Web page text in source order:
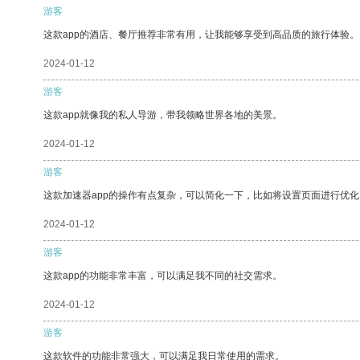
游客
这款app的酒店、餐厅推荐非常有用，让我能够享受到高品质的旅行体验。
2024-01-12
游客
这款app就像我的私人导游，带我领略世界各地的美景。
2024-01-12
游客
这款加速器app的操作有点复杂，可以简化一下，比如将设置页面进行优
2024-01-12
游客
这款app的功能非常丰富，可以满足我不同的社交需求。
2024-01-12
游客
这款软件的功能非常强大，可以满足我日常使用的需求。